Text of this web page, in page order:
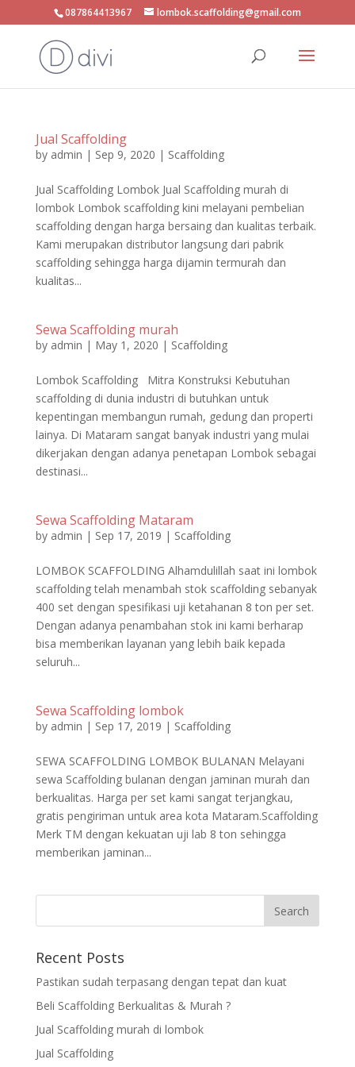
087864413967 lombok.scaffolding@gmail.com
Jual Scaffolding
by admin | Sep 9, 2020 | Scaffolding
Jual Scaffolding Lombok Jual Scaffolding murah di
lombok Lombok scaffolding kini melayani pembelian
scaffolding dengan harga bersaing dan kualitas terbaik.
Kami merupakan distributor langsung dari pabrik
scaffolding sehingga harga dijamin termurah dan
kualitas...
Sewa Scaffolding murah
by admin | May 1, 2020 | Scaffolding
Lombok Scaffolding Mitra Konstruksi Kebutuhan
scaffolding di dunia industri di butuhkan untuk
kepentingan membangun rumah, gedung dan properti
lainya. Di Mataram sangat banyak industri yang mulai
dikerjakan dengan adanya penetapan Lombok sebagai
destinasi...
Sewa Scaffolding Mataram
by admin | Sep 17, 2019 | Scaffolding
LOMBOK SCAFFOLDING Alhamdulillah saat ini lombok
scaffolding telah menambah stok scaffolding sebanyak
400 set dengan spesifikasi uji ketahanan 8 ton per set.
Dengan adanya penambahan stok ini kami berharap
bisa memberikan layanan yang lebih baik kepada
seluruh...
Sewa Scaffolding lombok
by admin | Sep 17, 2019 | Scaffolding
SEWA SCAFFOLDING LOMBOK BULANAN Melayani
sewa Scaffolding bulanan dengan jaminan murah dan
berkualitas. Harga per set kami sangat terjangkau,
gratis pengiriman untuk area kota Mataram.Scaffolding
Merk TM dengan kekuatan uji lab 8 ton sehingga
memberikan jaminan...
Recent Posts
Pastikan sudah terpasang dengan tepat dan kuat
Beli Scaffolding Berkualitas & Murah ?
Jual Scaffolding murah di lombok
Jual Scaffolding